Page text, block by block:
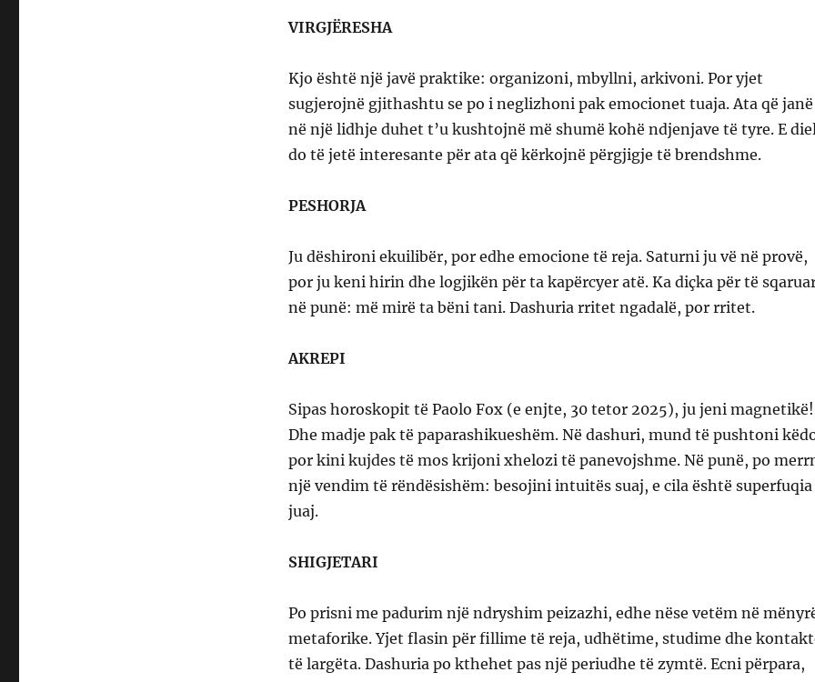
VIRGJËRESHA
Kjo është një javë praktike: organizoni, mbyllni, arkivoni. Por yjet
sugjerojnë gjithashtu se po i neglizhoni pak emocionet tuaja. Ata që janë
në një lidhje duhet t’u kushtojnë më shumë kohë ndjenjave të tyre. E
do të jetë interesante për ata që kërkojnë përgjigje të brendshme.
PESHORJA
Ju dëshironi ekuilibër, por edhe emocione të reja. Saturni ju vë në provë,
por ju keni hirin dhe logjikën për ta kapërcyer atë. Ka diçka për të
në punë: më mirë ta bëni tani. Dashuria rritet ngadalë, por rritet.
AKREPI
Sipas horoskopit të Paolo Fox (e enjte, 30 tetor 2025), ju jeni magnetikë!
Dhe madje pak të paparashikueshëm. Në dashuri, mund të pushtoni
por kini kujdes të mos krijoni xhelozi të panevojshme. Në punë, po
një vendim të rëndësishëm: besojini intuitës suaj, e cila është superfuqia
juaj.
SHIGJETARI
Po prisni me padurim një ndryshim peizazhi, edhe nëse vetëm në
metaforike. Yjet flasin për fillime të reja, udhëtime, studime dhe
të largëta. Dashuria po kthehet pas një periudhe të zymtë. Ecni përpara,